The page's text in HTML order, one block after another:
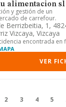
alimentacion sl
y gestión de un
de carrefour.
Berrizbeitia, 1,
Vizcaya, Vizcaya
encontrada en
VER
2 3 4 5